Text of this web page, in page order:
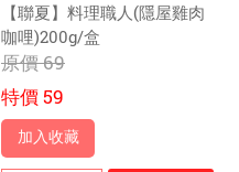
【聯夏】料理職人(隱屋雞肉
咖哩)200g/盒
原價69
特價59
加入收藏